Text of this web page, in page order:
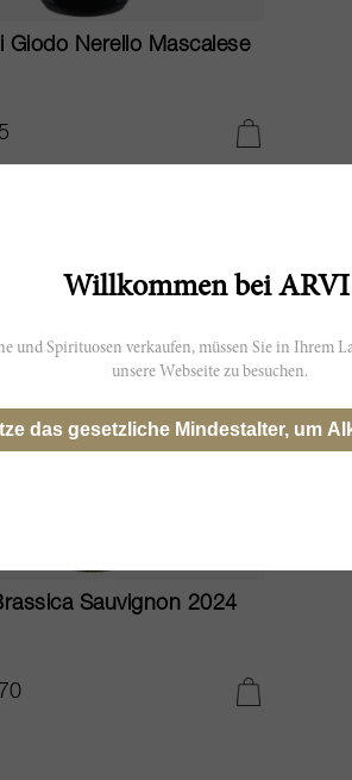
Giodo Nerello Mascalese
Sauvignon 2024
Willkommen bei
und Spirituosen verkaufen, müssen Sie in Ihrem
unsere Webseite zu besuchen.
das gesetzliche Mindestalter, um